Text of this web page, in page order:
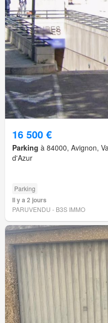
16 500 €
Parking à 84000, Avignon,
d'Azur
Parking
Il y a 2 jours
PARUVENDU - B3S IMMO